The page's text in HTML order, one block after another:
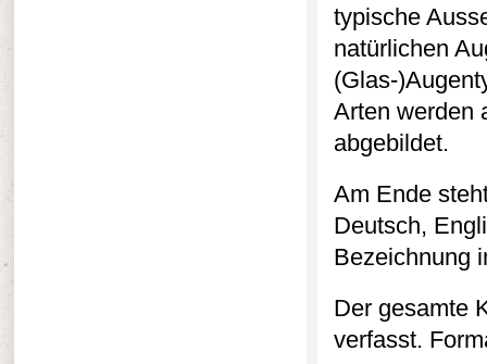
typische
natürlichen
(Glas-
Arten werden
abgebildet.
Am Ende
Deutsch,
Bezeichnung
Der gesamte
verfasst.